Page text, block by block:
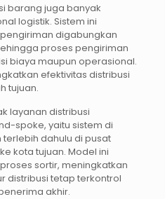
barang juga banyak
logistik. Sistem ini
digabungkan
proses pengiriman
biaya maupun operasional.
efektivitas distribusi
tujuan.
layanan distribusi
spoke, yaitu sistem di
dahulu di pusat
kota tujuan. Model ini
sortir, meningkatkan
distribusi tetap terkontrol
akhir.